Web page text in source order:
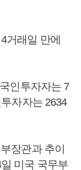
거래일 만에
인투자자는 7
자자는 2634
장관과 추이
미국 국무부